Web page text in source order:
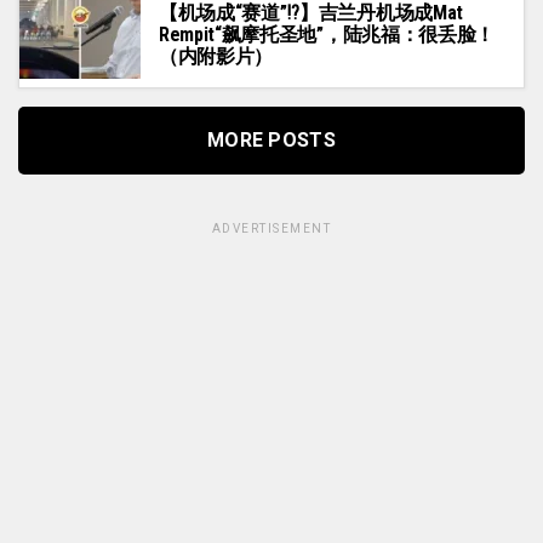
【机场成“赛道”⁉️】吉兰丹机场成Mat
Rempit“飙摩托圣地”，陆兆福：很丢脸！
（内附影片）
MORE POSTS
ADVERTISEMENT